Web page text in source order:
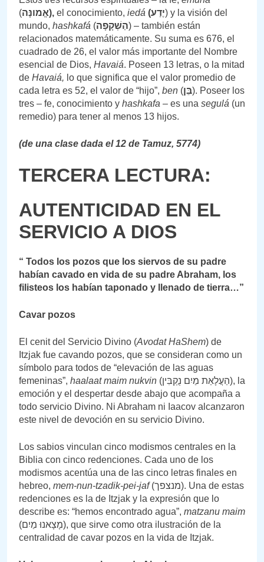
(
אֱמונָּה), el conocimiento, iedá (יֶדַע) y la visión del
mundo, hashkafá (הַשְׁקָפָה) – también están
relacionados matemáticamente. Su suma es 676, el
cuadrado de 26, el valor más importante del Nombre
esencial de Dios, Havaiá. Poseen 13 letras, o la mitad
de Havaiá, lo que significa que el valor promedio de
cada letra es 52, el valor de “hijo”, ben (בֵּן). Poseer los
tres – fe, conocimiento y hashkafa – es una segulá (un
remedio) para tener al menos 13 hijos.
(de una clase dada el 12 de Tamuz, 5774)
TERCERA LECTURA:
AUTENTICIDAD EN EL
SERVICIO A DIOS
“ Todos los pozos que los siervos de su padre
habían cavado en vida de su padre Abraham, los
filisteos los habían taponado y llenado de tierra…”
Cavar pozos
El cenit del Servicio Divino (Avodat HaShem) de
Itzjak fue cavando pozos, que se consideran como un
símbolo para todos de “elevación de las aguas
femeninas”, haalaat maim nukvin (הַעֲלָאַת מַיִם נֻקְבִּין), la
emoción y el despertar desde abajo que acompaña a
todo servicio Divino. Ni Abraham ni Iaacov alcanzaron
este nivel de devoción en su servicio Divino.
Los sabios vinculan cinco modismos centrales en la
Biblia con cinco redenciones. Cada uno de los
modismos acentúa una de las cinco letras finales en
hebreo, mem-nun-tzadik-pei-jaf(מנצפך). Una de estas
redenciones es la de Itzjak y la expresión que lo
describe es: “hemos encontrado agua”, matzanu maim
(מָצָאנוּ מַיִם), que sirve como otra ilustración de la
centralidad de cavar pozos en la vida de Itzjak.